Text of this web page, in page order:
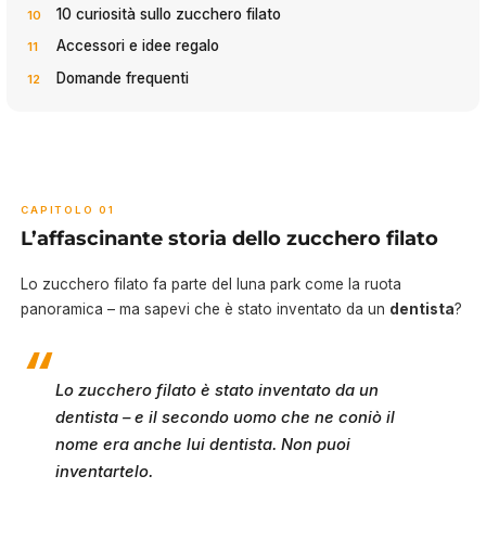
10 curiosità sullo zucchero filato
Accessori e idee regalo
Domande frequenti
CAPITOLO 01
L’affascinante storia dello zucchero filato
Lo zucchero filato fa parte del luna park come la ruota
panoramica – ma sapevi che è stato inventato da un dentista?
Lo zucchero filato è stato inventato da un
dentista – e il secondo uomo che ne coniò il
nome era anche lui dentista. Non puoi
inventartelo.